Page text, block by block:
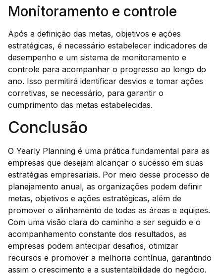
Monitoramento e controle
Após a definição das metas, objetivos e ações
estratégicas, é necessário estabelecer indicadores de
desempenho e um sistema de monitoramento e
controle para acompanhar o progresso ao longo do
ano. Isso permitirá identificar desvios e tomar ações
corretivas, se necessário, para garantir o
cumprimento das metas estabelecidas.
Conclusão
O Yearly Planning é uma prática fundamental para as
empresas que desejam alcançar o sucesso em suas
estratégias empresariais. Por meio desse processo de
planejamento anual, as organizações podem definir
metas, objetivos e ações estratégicas, além de
promover o alinhamento de todas as áreas e equipes.
Com uma visão clara do caminho a ser seguido e o
acompanhamento constante dos resultados, as
empresas podem antecipar desafios, otimizar
recursos e promover a melhoria contínua, garantindo
assim o crescimento e a sustentabilidade do negócio.